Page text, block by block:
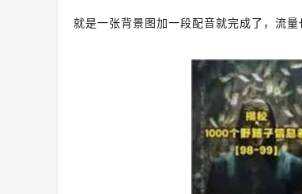
就是一张背景图加一段配音就完成了，流量